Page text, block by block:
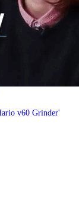
v60 Grinder'